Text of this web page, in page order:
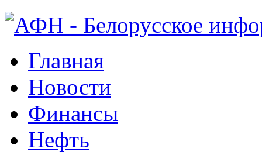
Главная
Новости
Финансы
Нефть